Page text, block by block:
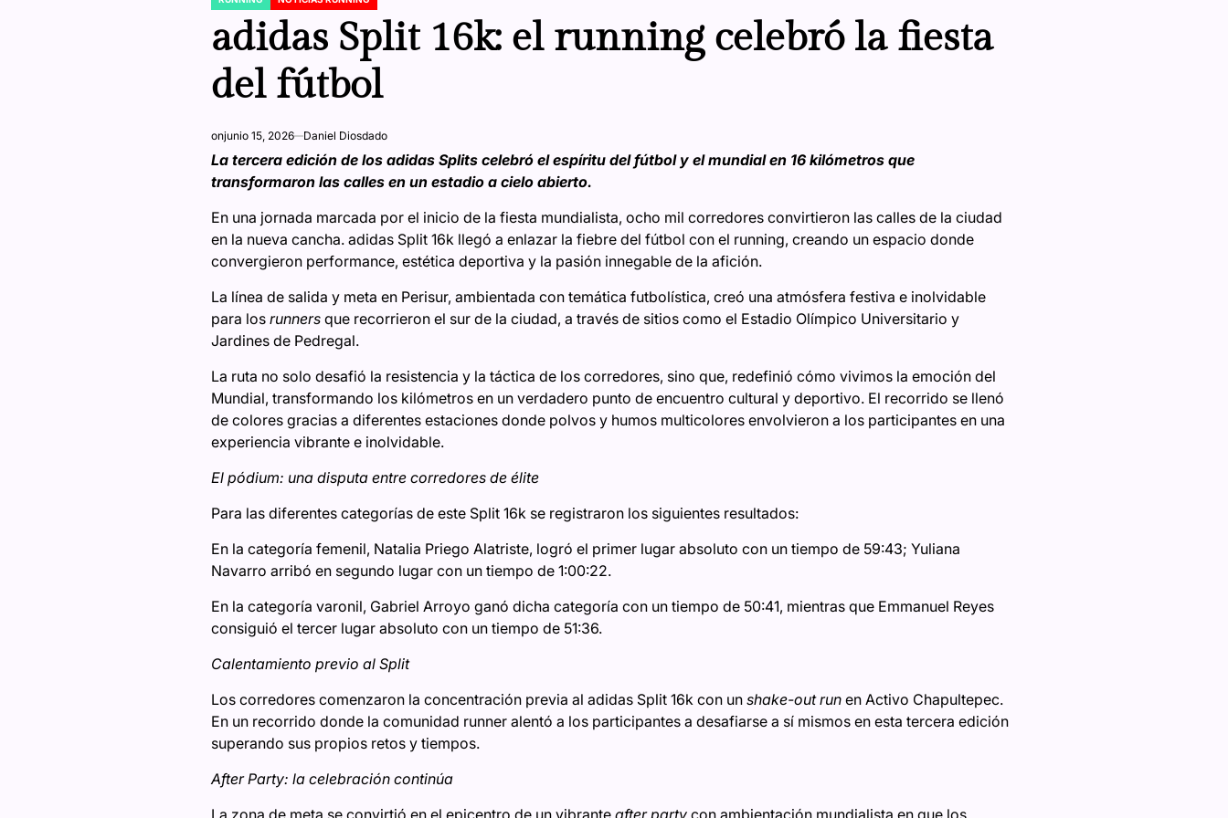
POSTED
adidas Split 16k: el running celebró la fiesta
del fútbol
onjunio 15, 2026 Daniel Diosdado
La tercera edición de los adidas Splits celebró el espíritu del fútbol y el mundial en 16 kilómetros que
transformaron las calles en un estadio a cielo abierto.
En una jornada marcada por el inicio de la fiesta mundialista, ocho mil corredores convirtieron las calles de la ciudad
en la nueva cancha. adidas Split 16k llegó a enlazar la fiebre del fútbol con el running, creando un espacio donde
convergieron performance, estética deportiva y la pasión innegable de la afición.
La línea de salida y meta en Perisur, ambientada con temática futbolística, creó una atmósfera festiva e inolvidable
para losrunnersque recorrieron el sur de la ciudad, a través de sitios como el Estadio Olímpico Universitario y
Jardines de Pedregal.
La ruta no solo desafió la resistencia y la táctica de los corredores, sino que, redefinió cómo vivimos la emoción del
Mundial, transformando los kilómetros en un verdadero punto de encuentro cultural y deportivo. El recorrido se llenó
de colores gracias a diferentes estaciones donde polvos y humos multicolores envolvieron a los participantes en una
experiencia vibrante e inolvidable.
El pódium: una disputa entre corredores de élite
Para las diferentes categorías de este Split 16k se registraron los siguientes resultados:
En la categoría femenil, Natalia Priego Alatriste, logró el primer lugar absoluto con un tiempo de 59:43; Yuliana
Navarro arribó en segundo lugar con un tiempo de 1:00:22.
En la categoría varonil, Gabriel Arroyo ganó dicha categoría con un tiempo de 50:41, mientras que Emmanuel Reyes
consiguió el tercer lugar absoluto con un tiempo de 51:36.
Calentamiento previo al Split
Los corredores comenzaron la concentración previa al adidas Split 16k con un shake-out runen Activo Chapultepec.
En un recorrido donde la comunidad runner alentó a los participantes a desafiarse a sí mismos en esta tercera edición
superando sus propios retos y tiempos.
After Party: la celebración continúa